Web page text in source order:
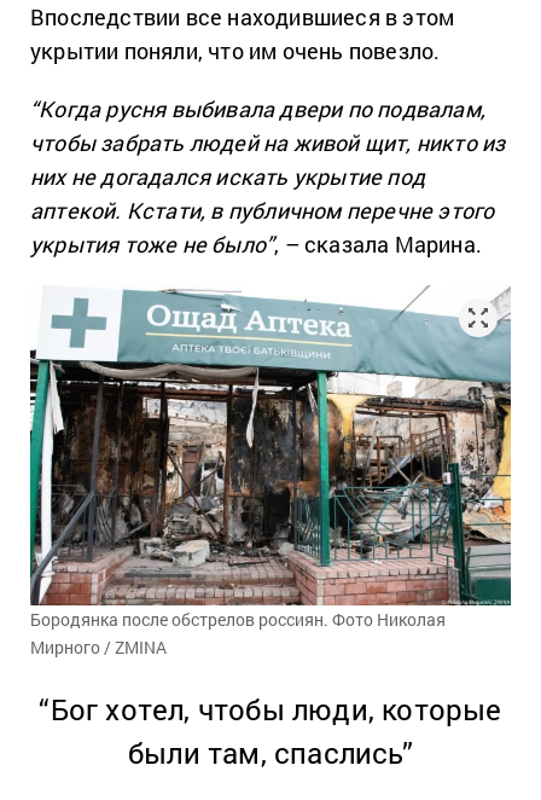
Впоследствии все находившиеся в этом
укрытии поняли, что им очень повезло.
“Когда русня выбивала двери по подвалам,
чтобы забрать людей на живой щит, никто из
них не догадался искать укрытие под
аптекой. Кстати, в публичном перечне этого
укрытия тоже не было”, – сказала Марина.
Бородянка после обстрелов россиян. Фото Николая
Мирного / ZMINA
“Бог хотел, чтобы люди, которые
были там, спаслись”